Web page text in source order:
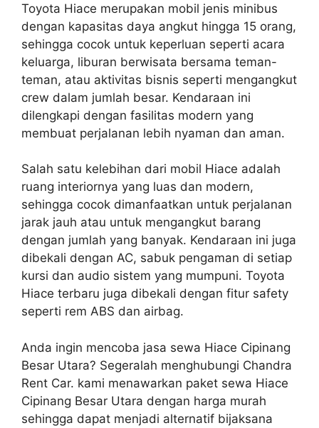
Toyota Hiace merupakan mobil jenis minibus
dengan kapasitas daya angkut hingga 15 orang,
sehingga cocok untuk keperluan seperti acara
keluarga, liburan berwisata bersama teman-
teman, atau aktivitas bisnis seperti mengangkut
crew dalam jumlah besar. Kendaraan ini
dilengkapi dengan fasilitas modern yang
membuat perjalanan lebih nyaman dan aman.
Salah satu kelebihan dari mobil Hiace adalah
ruang interiornya yang luas dan modern,
sehingga cocok dimanfaatkan untuk perjalanan
jarak jauh atau untuk mengangkut barang
dengan jumlah yang banyak. Kendaraan ini juga
dibekali dengan AC, sabuk pengaman di setiap
kursi dan audio sistem yang mumpuni. Toyota
Hiace terbaru juga dibekali dengan fitur safety
seperti rem ABS dan airbag.
Anda ingin mencoba jasa sewa Hiace Cipinang
Besar Utara? Segeralah menghubungi Chandra
Rent Car. kami menawarkan paket sewa Hiace
Cipinang Besar Utara dengan harga murah
sehingga dapat menjadi alternatif bijaksana